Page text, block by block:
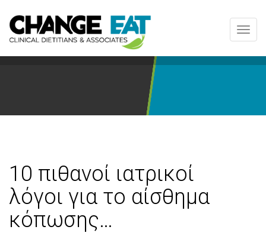
10 πιθανοί ιατρικοί
λόγοι για το αίσθημα
κόπωσης…